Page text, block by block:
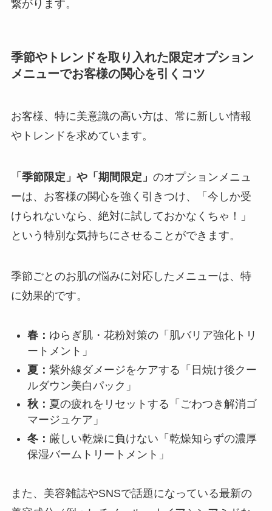
繋がります。
季節やトレンドを取り入れた限定オプション
メニューでお客様の関心を引くコツ
お客様、特に美意識の高い方は、常に新しい情報
やトレンドを求めています。
「季節限定」や「期間限定」 のオプションメニュ
ーは、お客様の関心を強く引きつけ、「今しか受
けられないなら、絶対に試しておかなくちゃ！」
という特別な気持ちにさせることができます。
季節ごとのお肌の悩みに対応したメニューは、特
に効果的です。
春： ゆらぎ肌・花粉対策の「肌バリア強化トリ
ートメント」
夏： 紫外線ダメージをケアする「日焼け後クー
ルダウン美白パック」
秋： 夏の疲れをリセットする「ごわつき解消ゴ
マージュケア」
冬： 厳しい乾燥に負けない「乾燥知らずの濃厚
保湿バームトリートメント」
また、美容雑誌やSNSで話題になっている最新の